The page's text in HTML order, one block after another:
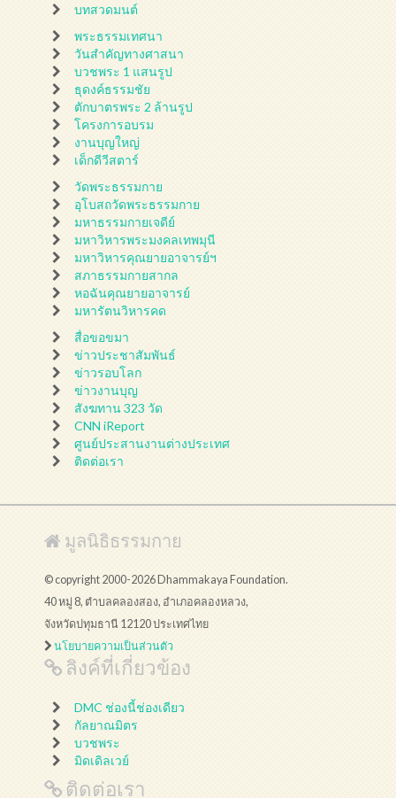
บทสวดมนต์
พระธรรมเทศนา
วันสำคัญทางศาสนา
บวชพระ 1 แสนรูป
ธุดงค์ธรรมชัย
ตักบาตรพระ 2 ล้านรูป
โครงการอบรม
งานบุญใหญ่
เด็กดีวีสตาร์
วัดพระธรรมกาย
อุโบสถวัดพระธรรมกาย
มหาธรรมกายเจดีย์
มหาวิหารพระมงคลเทพมุนี
มหาวิหารคุณยายอาจารย์ฯ
สภาธรรมกายสากล
หอฉันคุณยายอาจารย์
มหารัตนวิหารคด
สื่อขอขมา
ข่าวประชาสัมพันธ์
ข่าวรอบโลก
ข่าวงานบุญ
สังฆทาน 323 วัด
CNN iReport
ศูนย์ประสานงานต่างประเทศ
ติดต่อเรา
มูลนิธิธรรมกาย
© copyright 2000-2026 Dhammakaya Foundation.
40 หมู่ 8, ตำบลคลองสอง, อำเภอคลองหลวง,
จังหวัดปทุมธานี 12120 ประเทศไทย
นโยบายความเป็นส่วนตัว
ลิงค์ที่เกี่ยวข้อง
DMC ช่องนี้ช่องเดียว
กัลยาณมิตร
บวชพระ
มิดเดิลเวย์
ติดต่อเรา